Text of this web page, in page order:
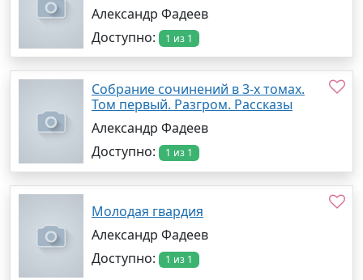
Александр Фадеев
Доступно:
1 из 1
Собрание сочинений в 3-х томах.
Том первый. Разгром. Рассказы
Александр Фадеев
Доступно:
1 из 1
Молодая гвардия
Александр Фадеев
Доступно:
1 из 1